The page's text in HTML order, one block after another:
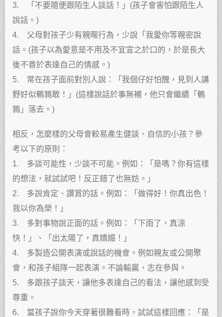
3. 「不要隨便跟陌生人談話！」(孩子會害怕跟陌生人
說話。)
4. 父母對孩子少有親暱行為，少說「我愛你等親密說
話。(孩子以為愛意是不用及不宜宣之於口的，於是長大
後不善於表達自己的情感。)
5. 常在孩子面前對別人說：「我個仔好怕醜，見到人講
野好似鵪鶉敢！」(這樣說話於事無補，他只會繼續「鵪
鶉」落去。)
相反，怎麼樣的父母會較易產生健談、自信的小孩？參
考以下的原則：
1. 多談可能性，少談不可能。例如：「是嗎？你有這樣
的想法，就試試吧！反正錯了也無妨。」
2. 多說肯定、讚賞的話。例如：「做得好！你真出色！
我以你為榮！」
3. 多對事物說正面的話。例如：「下雨了，真涼
快！」、「出太陽了，真嬌媚！」
4. 多製造公開表演或說話的機會。例如親友或公開聚
會，和孩子組隊一起表演。不論輸贏，志在參與。
5. 多跟孩子談天，讓他多表達自己的看法，讓他感到受
尊重。
6. 當孩子說你今天穿著很難看時，試試這樣回應：「是